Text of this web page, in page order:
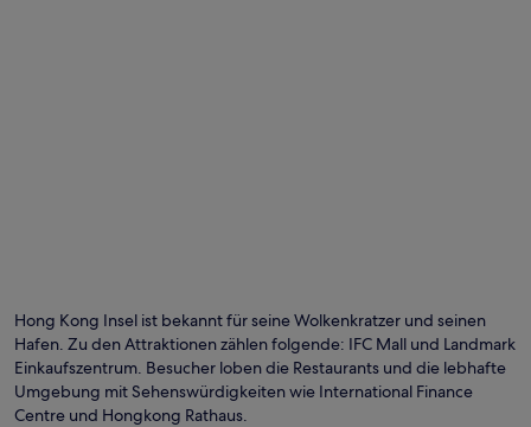
Hong Kong Insel ist bekannt für seine Wolkenkratzer und seinen
Hafen. Zu den Attraktionen zählen folgende: IFC Mall und Landmark
Einkaufszentrum. Besucher loben die Restaurants und die lebhafte
Umgebung mit Sehenswürdigkeiten wie International Finance
Centre und Hongkong Rathaus.